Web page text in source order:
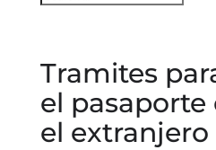
Tramites
el pasaporte
el extranjero